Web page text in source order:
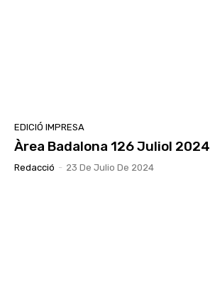
EDICIÓ IMPRESA
Àrea Badalona 126 Juliol 2024
Redacció - 23 De Julio De 2024